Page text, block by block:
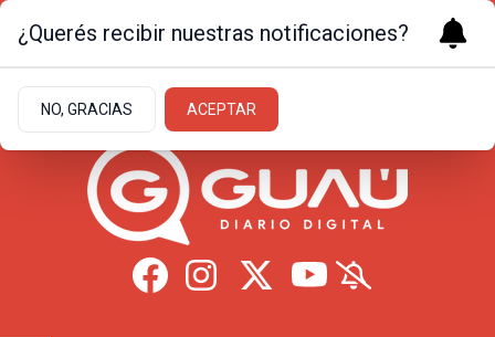
22.2ºc | Formosa
¿Querés recibir nuestras notificaciones?
NO, GRACIAS ACEPTAR